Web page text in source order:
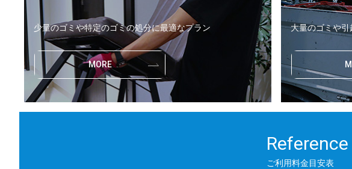
少量のゴミや特定のゴミの処分に最適なプラン
MORE
大量のゴミや
ご利用料金目安表